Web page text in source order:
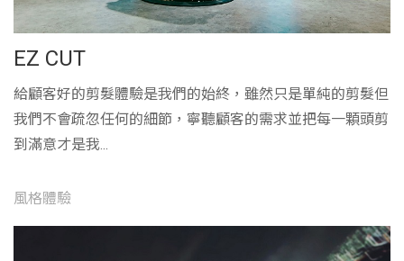
EZ CUT
給顧客好的剪髮體驗是我們的始終，雖然只是單純的剪髮但
我們不會疏忽任何的細節，寧聽顧客的需求並把每一顆頭剪
到滿意才是我...
風格體驗